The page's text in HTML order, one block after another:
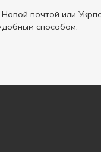
почтой или
способом.